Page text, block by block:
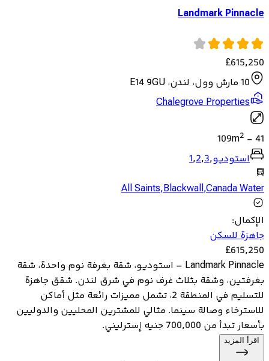
Landmark Pinnacle
£615,250
10 مارش وول، لندن، E14 9GU
Chalegrove Properties
41
-
109m2
استوديو,
1,2,3
All Saints,Blackwall,Canada Water
الإكمال:
جاهزة للسكن
£615,250
Landmark Pinnacle – استوديو، شقة بغرفة نوم واحدة، شقة
بغرفتين، وشقة بثلاث غرف نوم في شرق لندن. شقق جاهزة
للتسليم في المنطقة 2، تشمل مميزات رائعة مثل أماكن
للاسترخاء وصالة سينما. مثالي للمشترين المحليين والدوليين
بأسعار تبدأ من 700,000 جنيه إسترليني.
اقرأ المزيد